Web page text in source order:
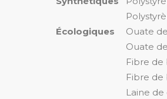
Écologiques
Ouate
Ouate
Fibre de
Fibre de
Laine